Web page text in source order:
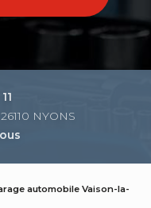
NYONS
automobile Vaison-la-